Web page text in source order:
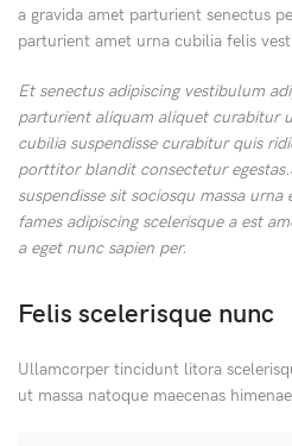
a gravida amet parturient senectus
parturient amet urna cubilia felis
Et senectus adipiscing vestibulum
parturient aliquam aliquet curabitur
cubilia suspendisse curabitur quis
porttitor blandit consectetur
suspendisse sit sociosqu massa
fames adipiscing scelerisque a est
a eget nunc sapien per.
Felis scelerisque nunc
Ullamcorper tincidunt litora
ut massa natoque maecenas